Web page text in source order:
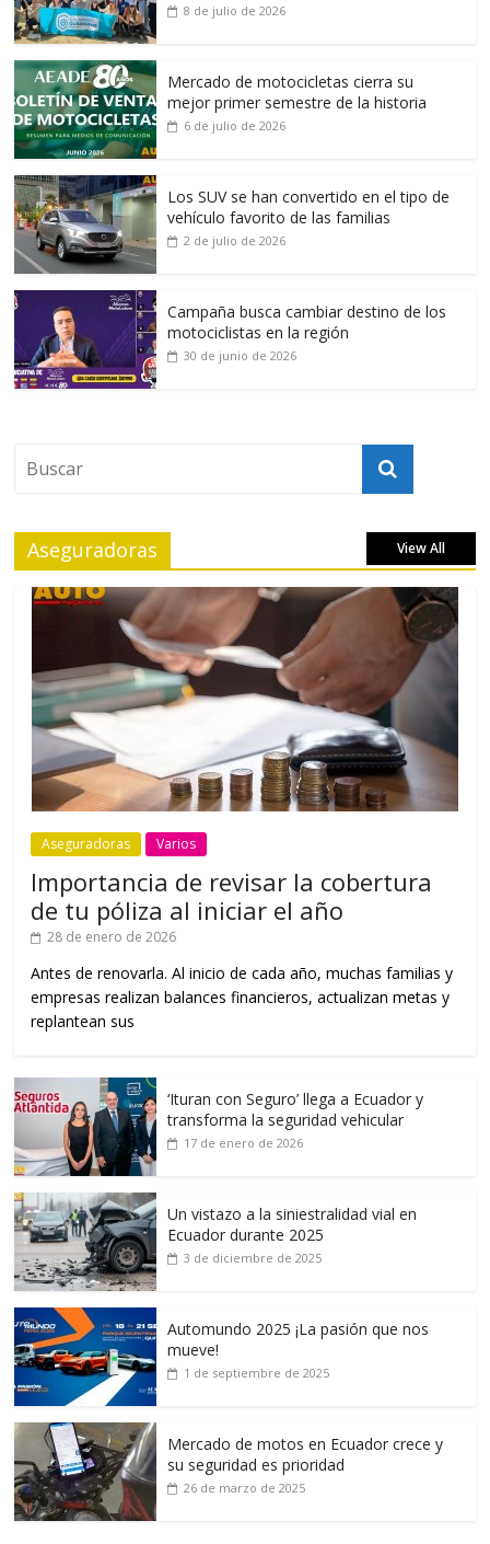
8 de julio de 2026
Mercado de motocicletas cierra su
mejor primer semestre de la historia
6 de julio de 2026
Los SUV se han convertido en el tipo de
vehículo favorito de las familias
2 de julio de 2026
Campaña busca cambiar destino de los
motociclistas en la región
30 de junio de 2026
Aseguradoras View All
Aseguradoras Varios
Importancia de revisar la cobertura
de tu póliza al iniciar el año
28 de enero de 2026
Antes de renovarla. Al inicio de cada año, muchas familias y
empresas realizan balances financieros, actualizan metas y
replantean sus
‘Ituran con Seguro’ llega a Ecuador y
transforma la seguridad vehicular
17 de enero de 2026
Un vistazo a la siniestralidad vial en
Ecuador durante 2025
3 de diciembre de 2025
Automundo 2025 ¡La pasión que nos
mueve!
1 de septiembre de 2025
Mercado de motos en Ecuador crece y
su seguridad es prioridad
26 de marzo de 2025